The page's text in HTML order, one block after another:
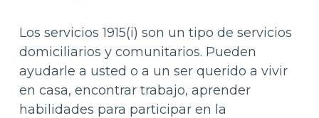
Los servicios 1915(i) son un tipo de servicios
domiciliarios y comunitarios. Pueden
ayudarle a usted o a un ser querido a vivir
en casa, encontrar trabajo, aprender
habilidades para participar en la